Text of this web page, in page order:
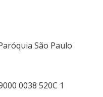
São Paulo
0038 520C 1